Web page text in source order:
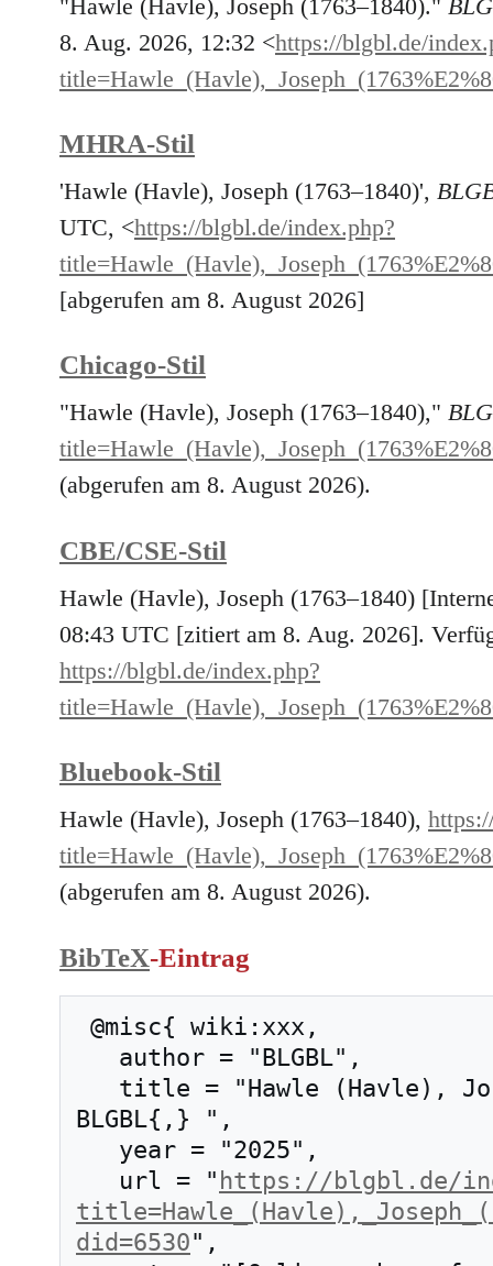
"Hawle (Havle), Joseph (1763–1840)."
8. Aug. 2026, 12:32 <https://blgbl.de/
MHRA-Stil
'Hawle (Havle), Joseph (1763–1840)',
UTC, <https://blgbl.de/index.php?
[abgerufen am 8. August 2026]
Chicago-Stil
"Hawle (Havle), Joseph (1763–1840),"
(abgerufen am 8. August 2026).
CBE/CSE-Stil
Hawle (Havle), Joseph (1763–1840)
08:43 UTC [zitiert am 8. Aug. 2026].
https://blgbl.de/index.php?
Bluebook-Stil
Hawle (Havle), Joseph (1763–1840),
(abgerufen am 8. August 2026).
BibTeX-Eintrag
BLGBL{,} ",
   url = "
https://blgbl.de/
did=6530",